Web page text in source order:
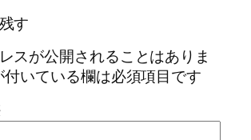
す
スが公開されることはありま
付いている欄は必須項目です